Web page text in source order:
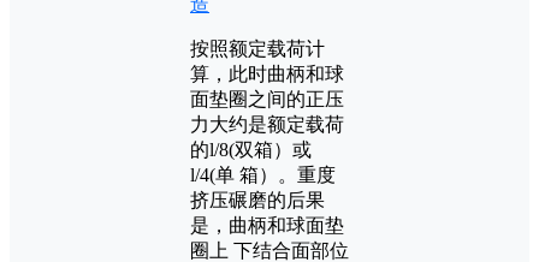
按照额定载荷计
算，此时曲柄和球
面垫圈之间的正压
力大约是额定载荷
的l/8(双箱）或
l/4(单 箱）。重度
挤压碾磨的后果
是，曲柄和球面垫
圈上 下结合面部位